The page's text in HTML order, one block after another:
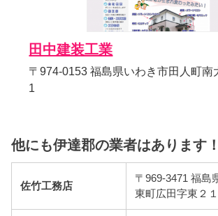
田中建装工業
〒974-0153 福島県いわき市田人町南
1
他にも伊達郡の業者はあります！
佐竹工務店
〒969-3471 福島
東町広田字東２